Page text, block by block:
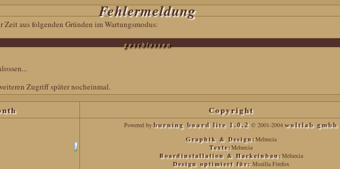
Fehlermeldung
Zeit aus folgenden Gründen im Wartungsmodus:
geschlossen
Zugriff später nocheinmal.
Copyright
Powered by burning board lite 1.0.2 © 2001-2004 woltlab gmbh
Graphik & Design:Melnecia
Texte:Melnecia
Boardinstallation & Hackeinbau:Melnecia
Design optimiert für:Mozilla Firefox